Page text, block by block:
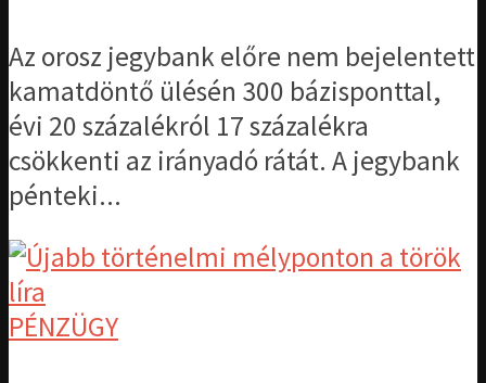
Az orosz jegybank előre nem bejelentett
kamatdöntő ülésén 300 bázisponttal,
évi 20 százalékról 17 százalékra
csökkenti az irányadó rátát. A jegybank
pénteki...
PÉNZÜGY